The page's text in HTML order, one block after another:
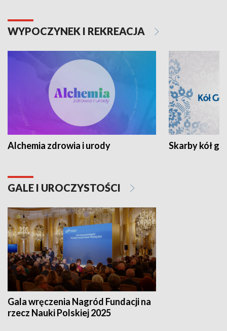
WYPOCZYNEK I REKREACJA
Alchemia zdrowia i urody Skarby kół
GALE I UROCZYSTOŚCI
Gala wręczenia Nagród Fundacji na
rzecz Nauki Polskiej 2025